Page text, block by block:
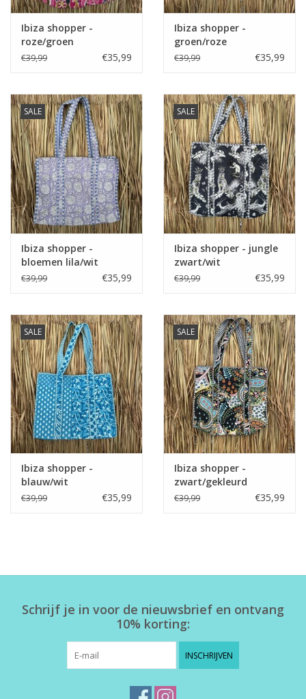
Ibiza shopper -
roze/groen
€39,99 €35,99
Ibiza shopper -
groen/roze
€39,99 €35,99
SALE
Ibiza shopper -
bloemen lila/wit
€39,99 €35,99
SALE
Ibiza shopper - jungle
zwart/wit
€39,99 €35,99
SALE
Ibiza shopper -
blauw/wit
€39,99 €35,99
SALE
Ibiza shopper -
zwart/gekleurd
€39,99 €35,99
Schrijf je in voor de nieuwsbrief en ontvang
10% korting:
INSCHRIJVEN